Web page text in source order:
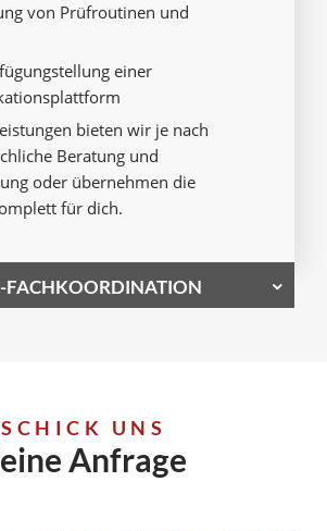
von Prüfroutinen und
einer
bieten wir je nach
Beratung und
oder übernehmen die
für dich.
FACHKOORDINATION
SCHICK UNS
Anfrage